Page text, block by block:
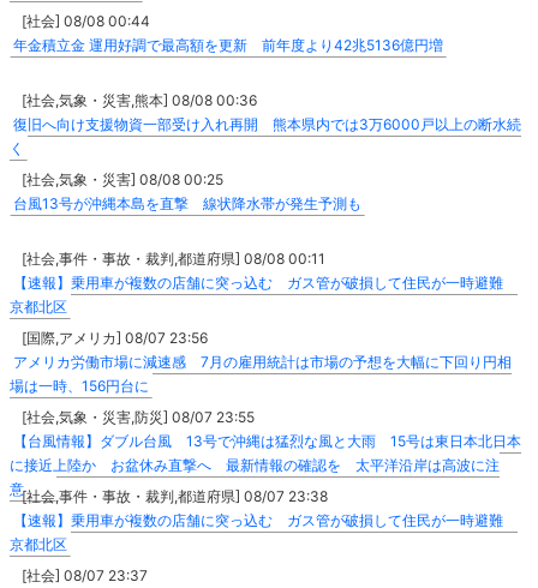
[社会] 08/08 00:44
年金積立金 運用好調で最高額を更新 前年度より42兆5136億円増
[社会,気象・災害,熊本] 08/08 00:36
復旧へ向け支援物資一部受け入れ再開 熊本県内では3万6000戸以上の断水続
く
[社会,気象・災害] 08/08 00:25
台風13号が沖縄本島を直撃 線状降水帯が発生予測も
[社会,事件・事故・裁判,都道府県] 08/08 00:11
【速報】乗用車が複数の店舗に突っ込む ガス管が破損して住民が一時避難
京都北区
[国際,アメリカ] 08/07 23:56
アメリカ労働市場に減速感 7月の雇用統計は市場の予想を大幅に下回り円相
場は一時、156円台に
[社会,気象・災害,防災] 08/07 23:55
【台風情報】ダブル台風 13号で沖縄は猛烈な風と大雨 15号は東日本北日本
に接近上陸か お盆休み直撃へ 最新情報の確認を 太平洋沿岸は高波に注
意
[社会,事件・事故・裁判,都道府県] 08/07 23:38
【速報】乗用車が複数の店舗に突っ込む ガス管が破損して住民が一時避難
京都北区
[社会] 08/07 23:37